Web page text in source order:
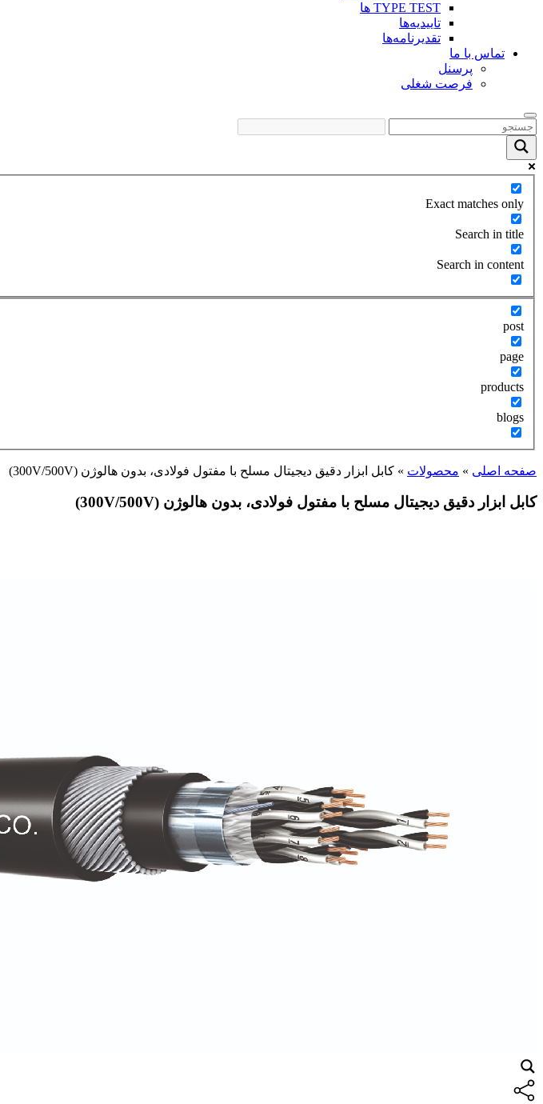
TYPE TEST ها
تاییدیه‌ها
تقدیرنامه‌ها
تماس با ما
پرسنل
فرصت شغلی
Exact matches only
Search in title
Search in content
post
page
products
blogs
صفحه اصلی » محصولات » کابل ابزار دقیق دیجیتال مسلح با مفتول فولادی، بدون هالوژن (300V/500V)
کابل ابزار دقیق دیجیتال مسلح با مفتول فولادی، بدون هالوژن (300V/500V)